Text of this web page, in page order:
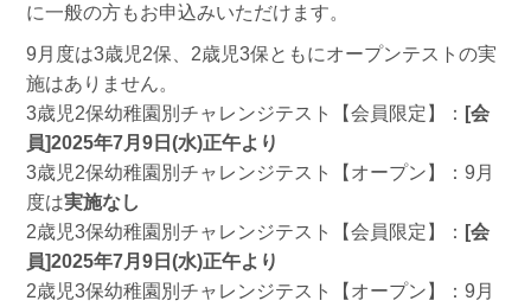
に一般の方もお申込みいただけます。
9月度は3歳児2保、2歳児3保ともにオープンテストの実
施はありません。
3歳児2保幼稚園別チャレンジテスト【会員限定】： [会
員]2025年7月9日(水)正午より
3歳児2保幼稚園別チャレンジテスト【オープン】：9月
度は実施なし
2歳児3保幼稚園別チャレンジテスト【会員限定】： [会
員]2025年7月9日(水)正午より
2歳児3保幼稚園別チャレンジテスト【オープン】：9月